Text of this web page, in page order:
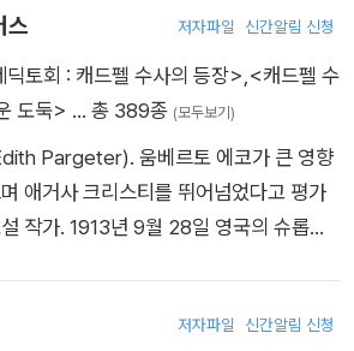
스 저자파일 신간알림 신청
토회 : 캐드펠 수사의 등장> <캐드펠 수
도둑> … 총 389종 (모두보기)
Pargeter). 움베르토 에코가 큰 영향
애거사 크리스티를 뛰어넘었다고 평가
영국의 슈롭셔
경험과 이력은 소설 속에 고스란히 녹아
저자파일 신간알림 신청